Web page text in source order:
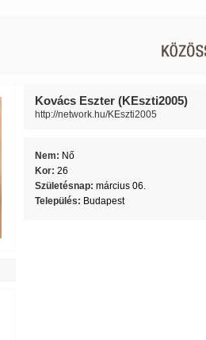
Kovács Eszter (KEszti2005)
http://network.hu/KEszti2005
Nem: Nő
Kor: 26
Születésnap: március 06.
Település: Budapest